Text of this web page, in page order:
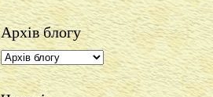
Архів блогу